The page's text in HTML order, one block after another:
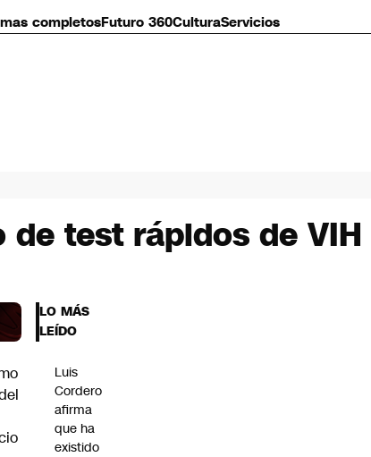
completosFuturo 360CulturaServicios
test rápidos de VIH
LO MÁS
LEÍDO
Luis
Cordero
afirma
que ha
existido